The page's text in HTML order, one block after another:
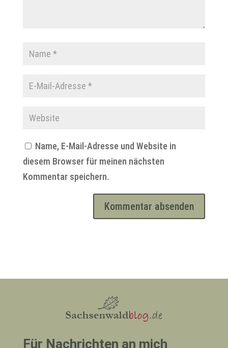
Name, E-Mail-Adresse und Website in
diesem Browser für meinen nächsten
Kommentar speichern.
Für Nachrichten an mich